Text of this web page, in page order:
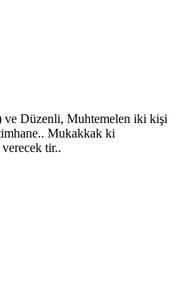
Düzenli, Muhtemelen iki kişi
Mukakkak ki
verecek tir..